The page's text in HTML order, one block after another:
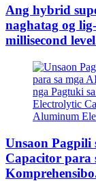
Ang hybrid
naghatag og
millisecond
Unsaon Pagpili
Capacitor para